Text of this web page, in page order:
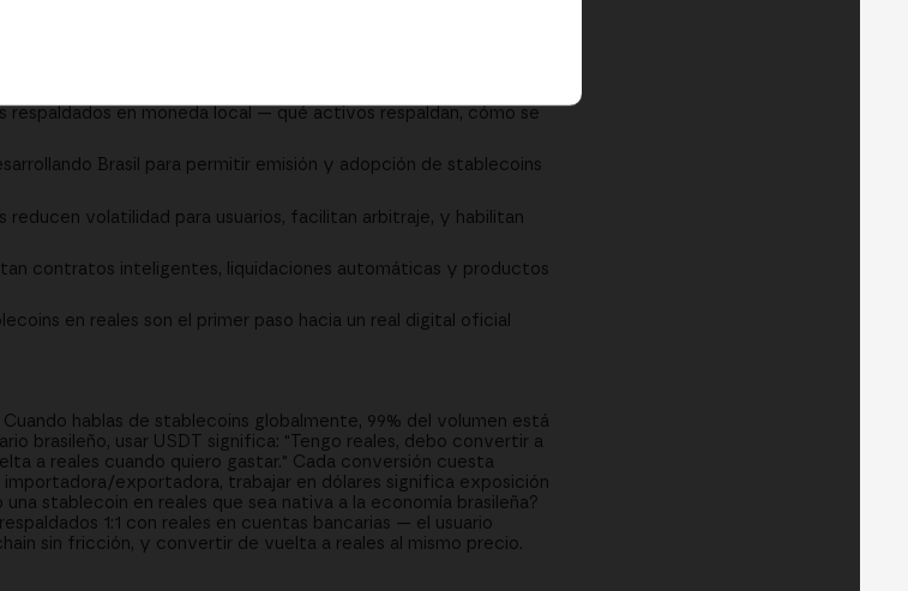
respaldados en moneda local — qué activos respaldan, cómo se
Brasil para permitir emisión y adopción de stablecoins
reducen volatilidad para usuarios, facilitan arbitraje, y habilitan
contratos inteligentes, liquidaciones automáticas y productos
en reales son el primer paso hacia un real digital oficial
Cuando hablas de stablecoins globalmente, 99% del volumen está
brasileño, usar USDT significa: "Tengo reales, debo convertir a
a reales cuando quiero gastar." Cada conversión cuesta
exportadora, trabajar en dólares significa exposición
stablecoin en reales que sea nativa a la economía brasileña?
1:1 con reales en cuentas bancarias — el usuario
sin fricción, y convertir de vuelta a reales al mismo precio.